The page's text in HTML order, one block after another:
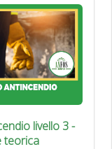
livello 3 -
teorica